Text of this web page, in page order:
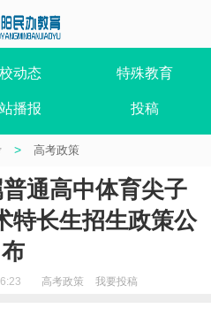
动态 特殊教育
播报 投稿
> 高考政策
通高中体育尖子
特长生招生政策公
布
高考政策 我要投稿